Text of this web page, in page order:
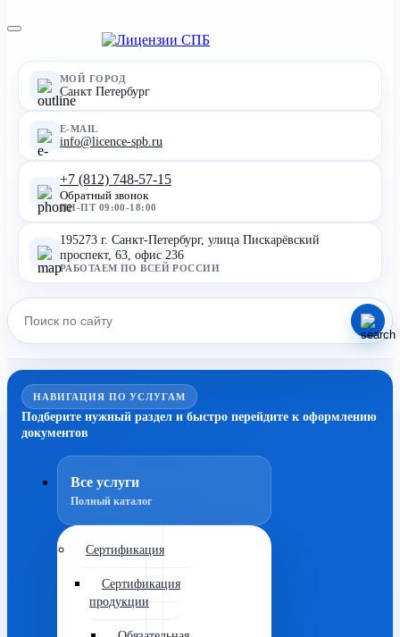
МОЙ ГОРОД
Санкт Петербург
E-MAIL
info@licence-spb.ru
+7 (812) 748-57-15
Обратный звонок
ПН-ПТ 09:00-18:00
195273 г. Санкт-Петербург, улица Пискарёвский
проспект, 63, офис 236
РАБОТАЕМ ПО ВСЕЙ РОССИИ
НАВИГАЦИЯ ПО УСЛУГАМ
Подберите нужный раздел и быстро перейдите к оформлению
документов
Все услуги
Полный каталог
Сертификация
Сертификация
продукции